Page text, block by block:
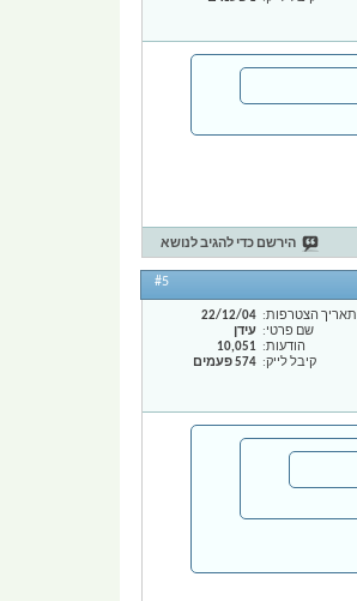
הירשם כדי להגיב לנושא
#5
תאריך הצטרפות
22/12/04
שם פרטי
עידן
הודעות
10,051
קיבל לייק
574 פעמים